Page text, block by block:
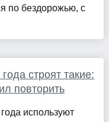
по бездорожью, с
строят такие:
повторить
используют